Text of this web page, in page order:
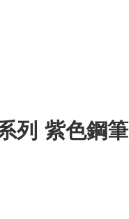
列 紫色鋼筆